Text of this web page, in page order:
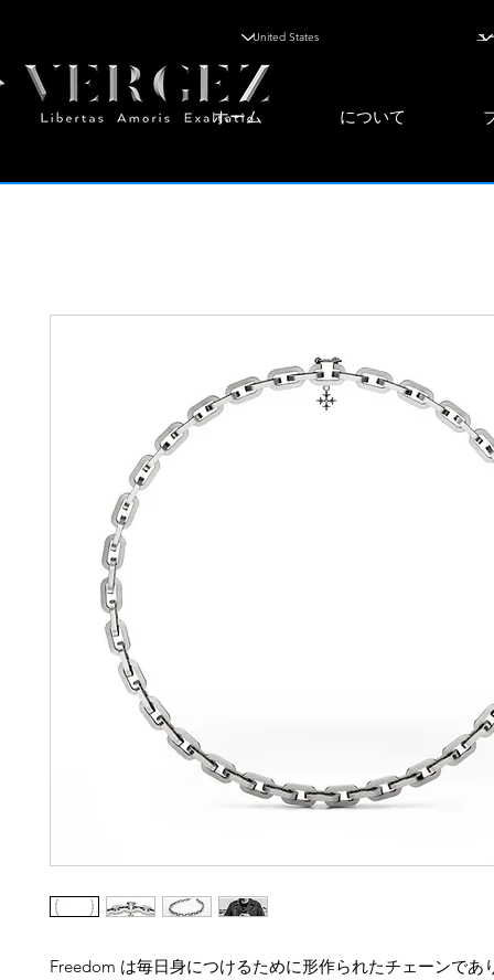
ホーム について
Freedom は毎日身につけるために形作られたチェーンであ